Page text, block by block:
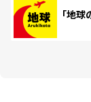
「地